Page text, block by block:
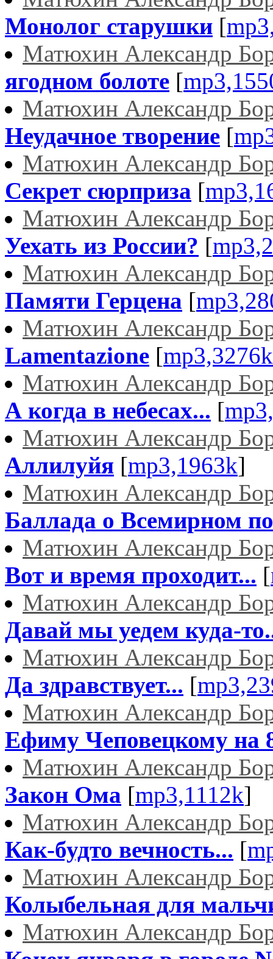
Монолог старушки [
Матюхин Александр
ягодном болоте [
Матюхин Александр
Неудачное творение [
Матюхин Александр
Секрет сюрприза [
Матюхин Александр
Уехать из России? [
Матюхин Александр
Памяти Герцена [
Матюхин Александр
Lamentazione [mp3,3276k
Матюхин Александр
А когда в небесах... [
Матюхин Александр
Аллилуйя [mp3,1963k]
Матюхин Александр
Баллада о Всемирном
Матюхин Александр
Вот и время проходит... [
Матюхин Александр
Давай мы уедем куда-
Матюхин Александр
Да здравствует... [
Матюхин Александр
Ефиму Чеповецкому на
Матюхин Александр
Закон Ома [mp3,1112k]
Матюхин Александр
Как-будто вечность... [
Матюхин Александр
Колыбельная для
Матюхин Александр